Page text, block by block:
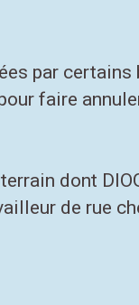
par certains
faire
dont
de rue